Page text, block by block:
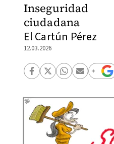
Inseguridad
ciudadana
El Cartún Pérez
12.03.2026